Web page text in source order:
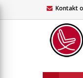
Kontakt